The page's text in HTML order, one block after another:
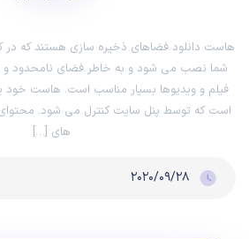
هاست دانلود فضاهای ذخیره سازی هستند که در
شما نصب می شود و به خاطر فضای نامحدود و
فیلم و ویدیوها بسیار مناسب است. هاست خود
است که توسط پنل سایت کنترل می شود. محتوای
های […]
۲۰۲۰/۰۹/۲۸